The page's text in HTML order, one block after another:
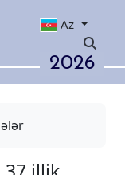
Az
2026